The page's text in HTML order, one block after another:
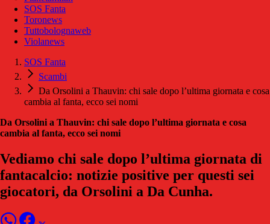
SOS Fanta
Toronews
Tuttobolognaweb
Violanews
SOS Fanta
Scambi
Da Orsolini a Thauvin: chi sale dopo l’ultima giornata e cosa
cambia al fanta, ecco sei nomi
Da Orsolini a Thauvin: chi sale dopo l’ultima giornata e cosa
cambia al fanta, ecco sei nomi
Vediamo chi sale dopo l’ultima giornata di
fantacalcio: notizie positive per questi sei
giocatori, da Orsolini a Da Cunha.